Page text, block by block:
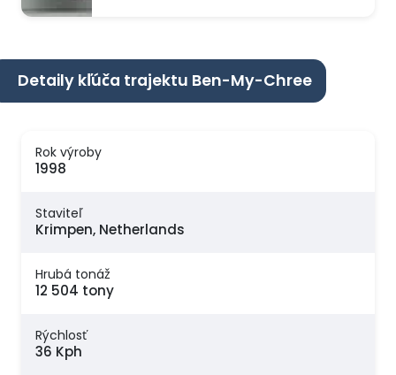
Detaily kľúča trajektu Ben-My-Chree
Rok výroby
1998
Staviteľ
Krimpen, Netherlands
Hrubá tonáž
12 504 tony
Rýchlosť
36 Kph